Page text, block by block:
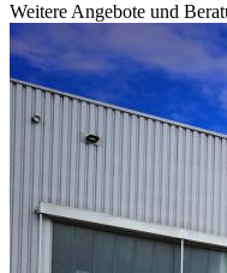
Weitere Angebote und